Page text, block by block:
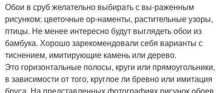
Обои в сруб желательно выбирать с вы-раженным
рисунком: цветочные ор-наменты, растительные узоры,
птицы. Не менее интересно будут выглядеть обои из
бамбука. Хорошо зарекомендовали себя варианты с
тиснением, имитирующие камень или дерево.
Это горизонтальные полосы, круги или прямоугольники,
в зависимости от того, круглое ли бревно или имитация
бруса. На представленных фотографиях рисунок обоев